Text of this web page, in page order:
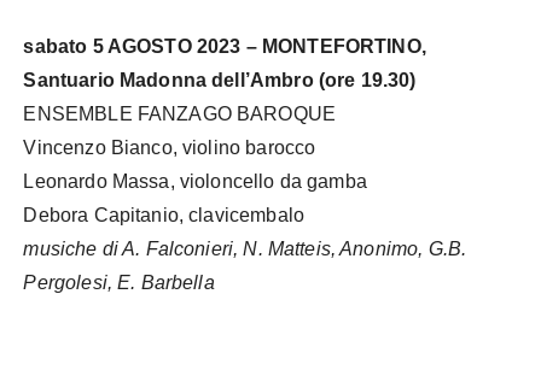
sabato 5 AGOSTO 2023 – MONTEFORTINO,
Santuario Madonna dell’Ambro (ore 19.30)
ENSEMBLE FANZAGO BAROQUE
Vincenzo Bianco, violino barocco
Leonardo Massa, violoncello da gamba
Debora Capitanio, clavicembalo
musiche di A. Falconieri, N. Matteis, Anonimo, G.B.
Pergolesi, E. Barbella